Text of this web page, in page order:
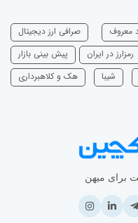
معروف
صرافی ارز دیجیتال
رمزارز در ایران
پیش بینی بازار
شیبا هک و کلاهبرداری
برای میهن